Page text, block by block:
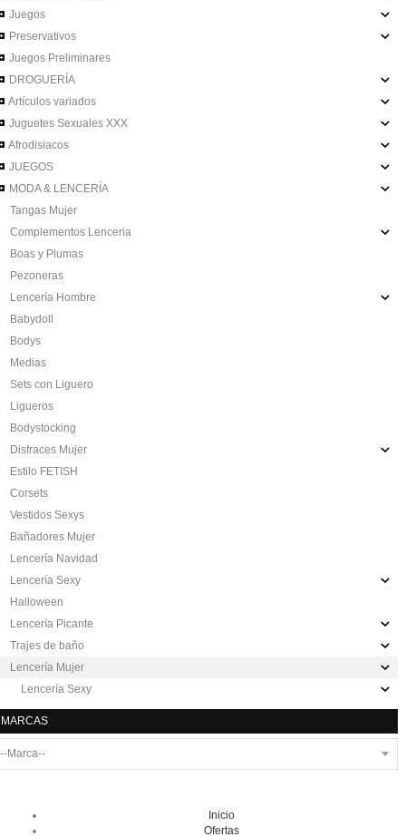
Juegos
Preservativos
Juegos Preliminares
DROGUERÍA
Artículos variados
Juguetes Sexuales XXX
Afrodisiacos
JUEGOS
MODA & LENCERÍA
Tangas Mujer
Complementos Lenceria
Boas y Plumas
Pezoneras
Lencería Hombre
Babydoll
Bodys
Medias
Sets con Liguero
Ligueros
Bodystocking
Disfraces Mujer
Estilo FETISH
Corsets
Vestidos Sexys
Bañadores Mujer
Lencería Navidad
Lencería Sexy
Halloween
Lencería Picante
Trajes de baño
Lencería Mujer
Lencería Sexy
MARCAS
Inicio
Ofertas